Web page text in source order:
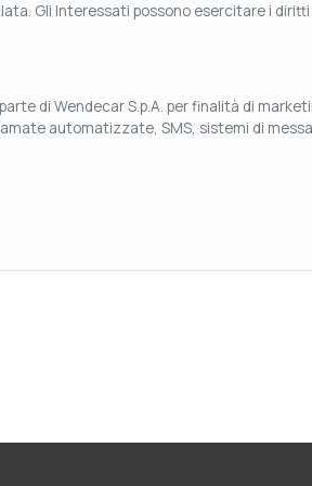
Gli Interessati possono esercitare i
di Wendecar S.p.A. per finalità di
automatizzate, SMS, sistemi di